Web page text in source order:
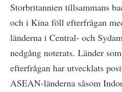
Storbritannien tillsammans
och i Kina föll efterfrågan
länderna i Central- och
nedgång noterats. Länder
efterfrågan har utvecklats
ASEAN-länderna såsom